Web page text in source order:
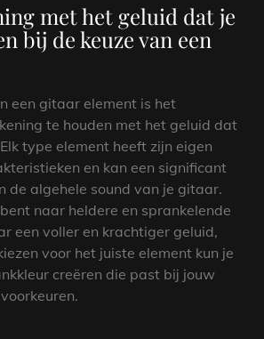
met het geluid dat je
bij de keuze van een
een gitaar element is het
te houden met het geluid dat
type element heeft zijn eigen
en kan een significant
de algehele sound van je gitaar.
naar heldere en sprankelende
een voller en krachtiger geluid,
voor het juiste element kun je
creëren die past bij jouw